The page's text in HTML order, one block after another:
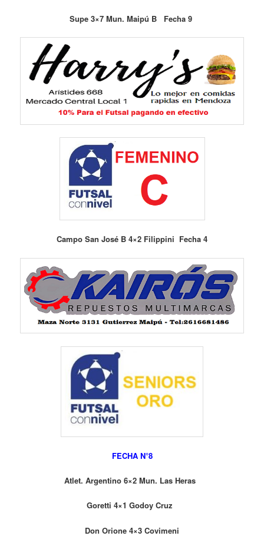
Supe 3×7 Mun. Maipú B Fecha 9
Campo San José B 4×2 Filippini Fecha 4
FECHA N°8
Atlet. Argentino 6×2 Mun. Las Heras
Goretti 4×1 Godoy Cruz
Don Orione 4×3 Covimeni